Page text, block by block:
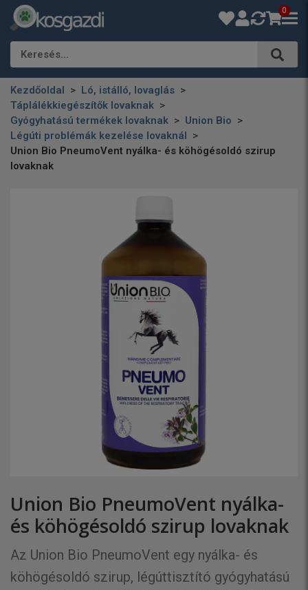
0
Keresés…
Kezdőoldal
Ló, istálló, lovaglás
Táplálékkiegészítők lovaknak
Gyógyhatású termékek lovaknak
Union Bio
Légúti problémák kezelése lovaknál
Union Bio PneumoVent nyálka- és köhögésoldó szirup
lovaknak
Union Bio PneumoVent nyálka-
és köhögésoldó szirup lovaknak
Az Union Bio PneumoVent egy nyálka- és
köhögésoldó szirup, légúttisztító gyógyhatású